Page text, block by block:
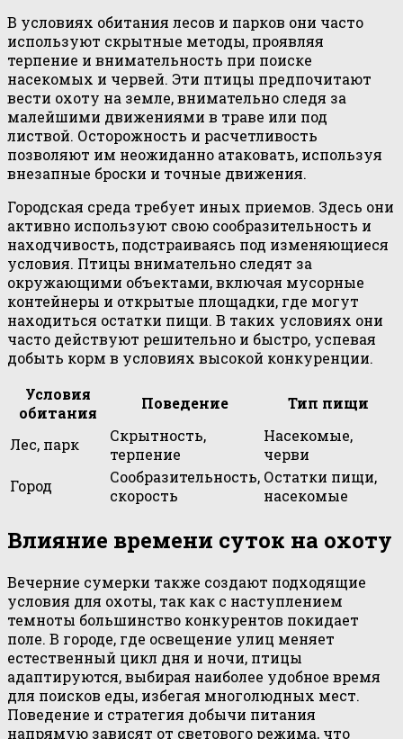
В условиях обитания лесов и парков они часто
используют скрытные методы, проявляя
терпение и внимательность при поиске
насекомых и червей. Эти птицы предпочитают
вести охоту на земле, внимательно следя за
малейшими движениями в траве или под
листвой. Осторожность и расчетливость
позволяют им неожиданно атаковать, используя
внезапные броски и точные движения.
Городская среда требует иных приемов. Здесь они
активно используют свою сообразительность и
находчивость, подстраиваясь под изменяющиеся
условия. Птицы внимательно следят за
окружающими объектами, включая мусорные
контейнеры и открытые площадки, где могут
находиться остатки пищи. В таких условиях они
часто действуют решительно и быстро, успевая
добыть корм в условиях высокой конкуренции.
Условия
обитания
Поведение Тип пищи
Лес, парк
Скрытность,
терпение
Насекомые,
черви
Город
Сообразительность,
скорость
Остатки пищи,
насекомые
Влияние времени суток на охоту
Вечерние сумерки также создают подходящие
условия для охоты, так как с наступлением
темноты большинство конкурентов покидает
поле. В городе, где освещение улиц меняет
естественный цикл дня и ночи, птицы
адаптируются, выбирая наиболее удобное время
для поисков еды, избегая многолюдных мест.
Поведение и стратегия добычи питания
напрямую зависят от светового режима, что